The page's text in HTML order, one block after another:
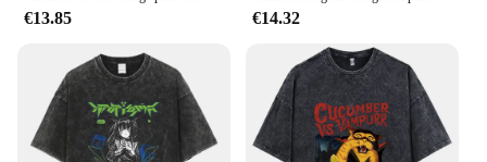
€13.85 €14.32